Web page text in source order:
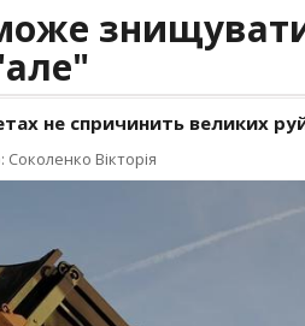
не спричинить великих
Соколенко Вікторія